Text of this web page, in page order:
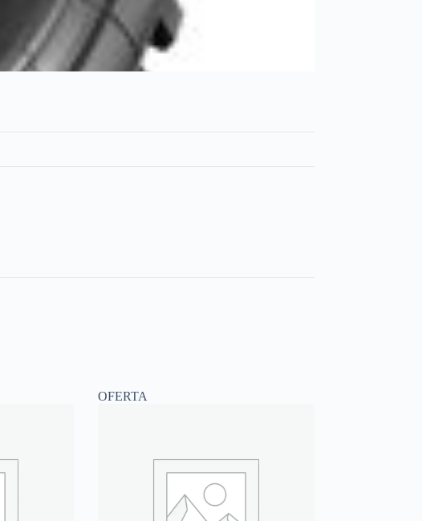
OFERTA